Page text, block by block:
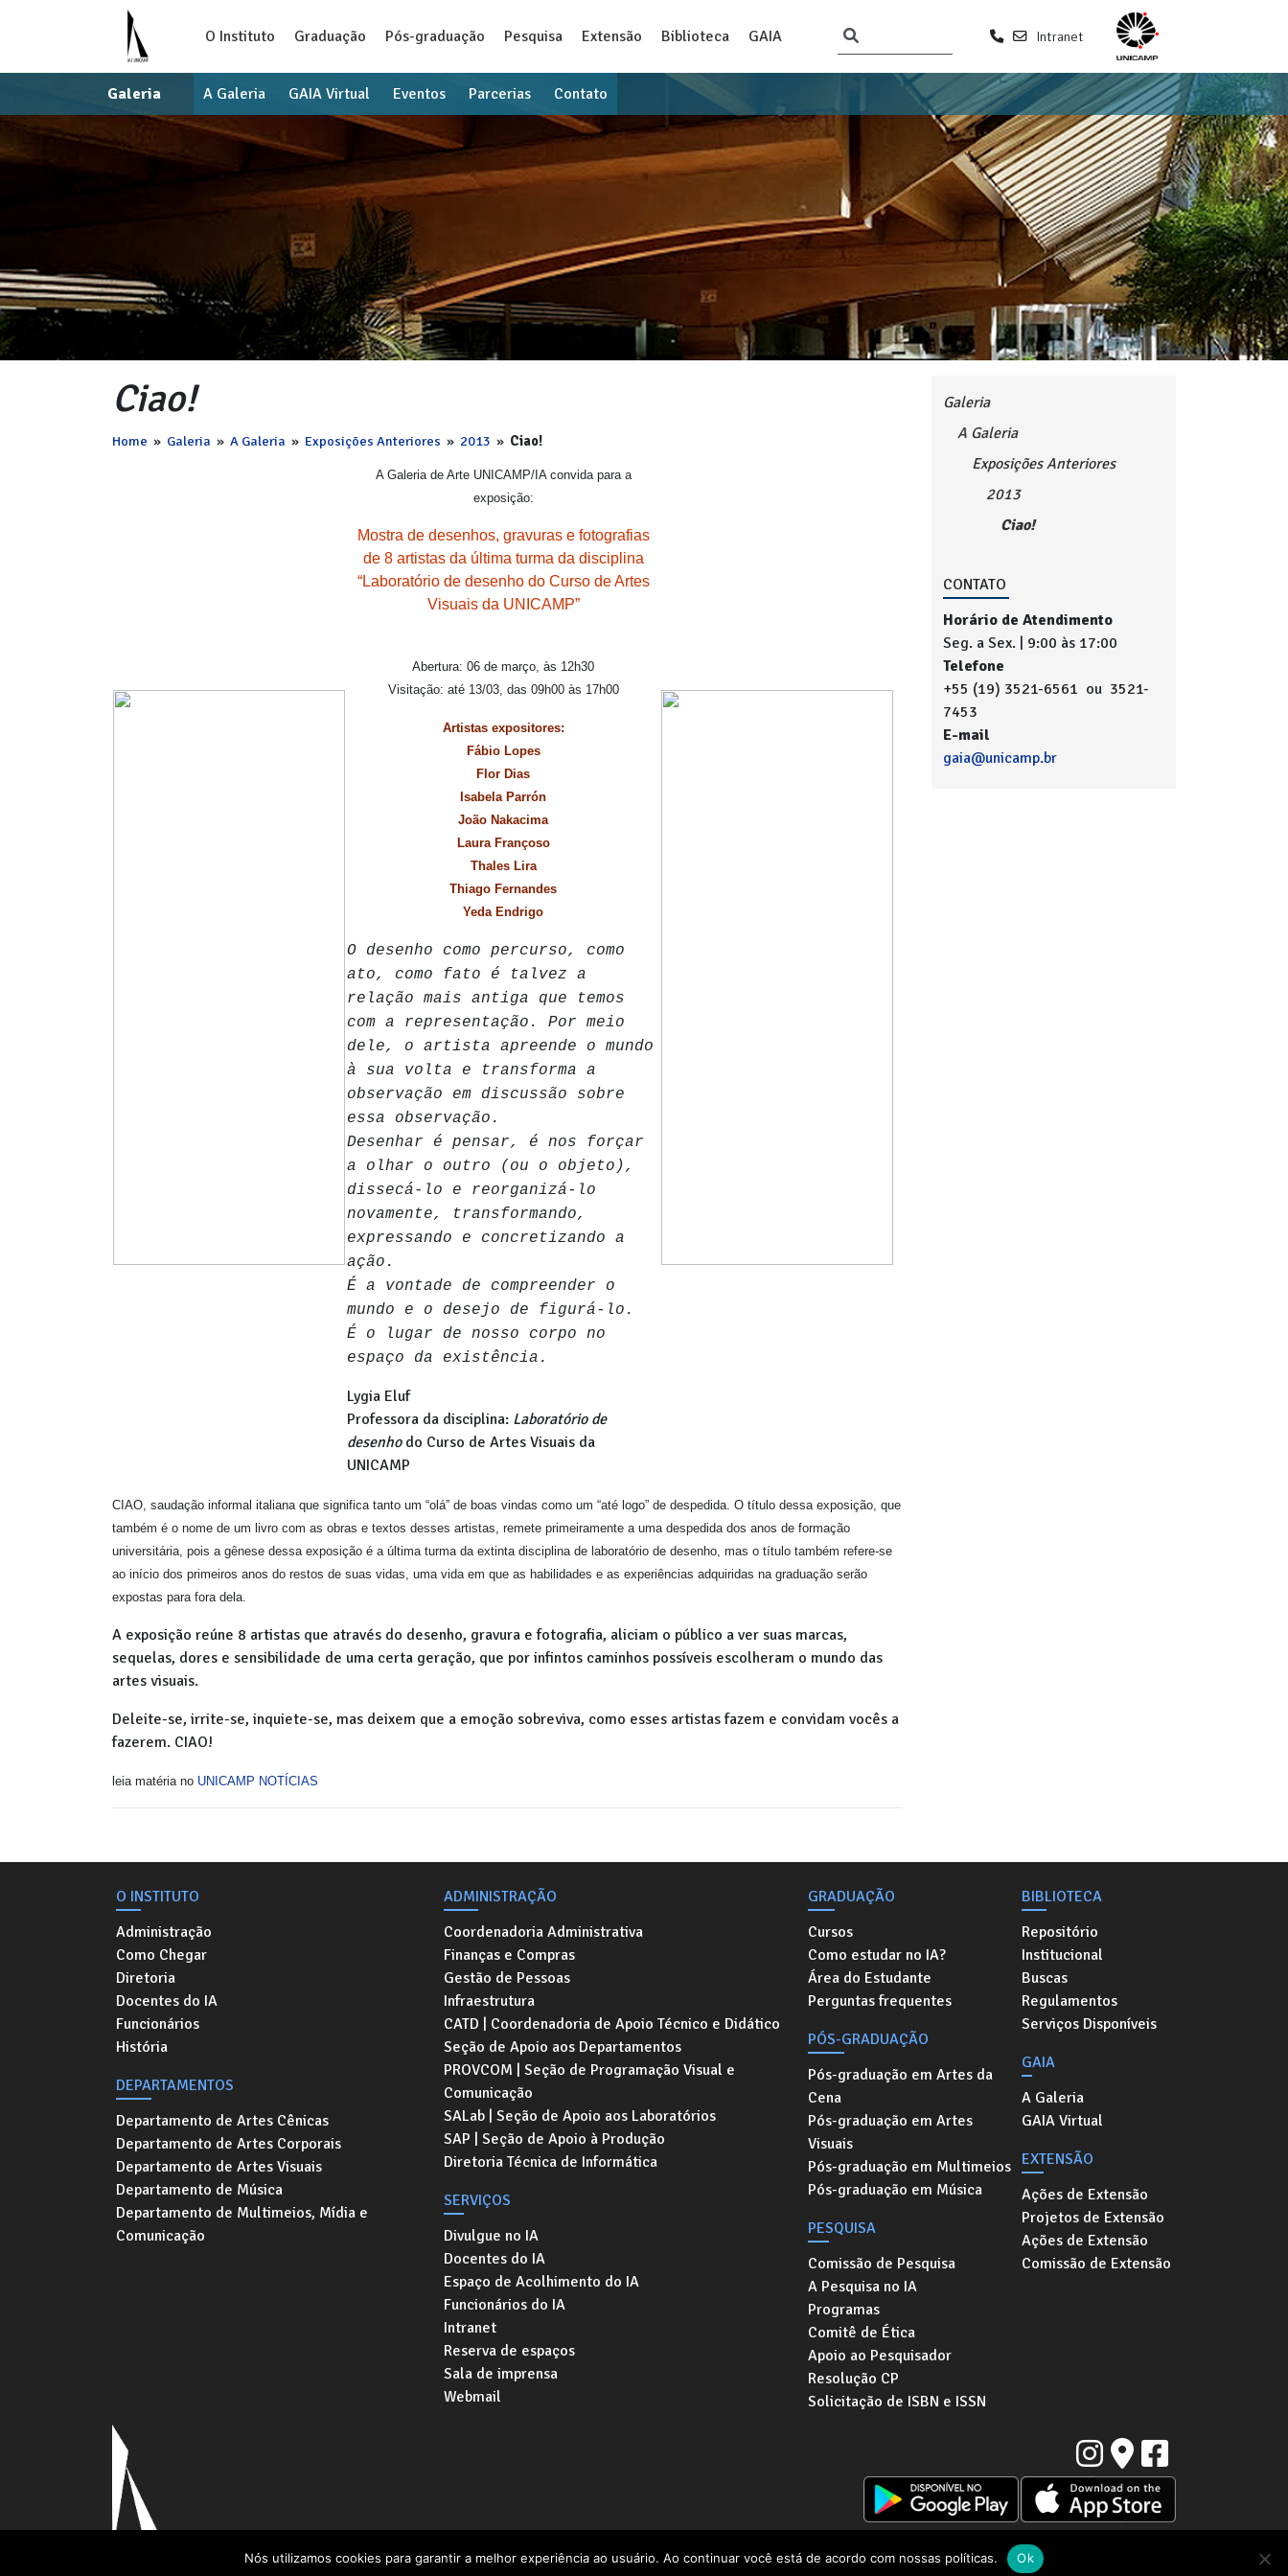
O Instituto Graduação Pós-graduação Pesquisa Extensão Biblioteca GAIA Intranet
Galeria A Galeria GAIA Virtual Eventos Parcerias Contato
Ciao!
Home » Galeria » A Galeria » Exposições Anteriores » 2013 » Ciao!
A Galeria de Arte UNICAMP/IA convida para a
exposição:
Mostra de desenhos, gravuras e fotografias
de 8 artistas da última turma da disciplina
“Laboratório de desenho do Curso de Artes
Visuais da UNICAMP”
Abertura: 06 de março, às 12h30
Visitação: até 13/03, das 09h00 às 17h00
Artistas expositores:
Fábio Lopes
Flor Dias
Isabela Parrón
João Nakacima
Laura Françoso
Thales Lira
Thiago Fernandes
Yeda Endrigo
O desenho como percurso, como
ato, como fato é talvez a
relação mais antiga que temos
com a representação. Por meio
dele, o artista apreende o mundo
à sua volta e transforma a
observação em discussão sobre
essa observação.
Desenhar é pensar, é nos forçar
a olhar o outro (ou o objeto),
dissecá-lo e reorganizá-lo
novamente, transformando,
expressando e concretizando a
ação.
É a vontade de compreender o
mundo e o desejo de figurá-lo.
É o lugar de nosso corpo no
espaço da existência.
Lygia Eluf
Professora da disciplina: Laboratório de
desenhodo Curso de Artes Visuais da
UNICAMP
CIAO, saudação informal italiana que significa tanto um “olá” de boas vindas como um “até logo” de despedida. O título dessa exposição, que
também é o nome de um livro com as obras e textos desses artistas, remete primeiramente a uma despedida dos anos de formação
universitária, pois a gênese dessa exposição é a última turma da extinta disciplina de laboratório de desenho, mas o título também refere-se
ao início dos primeiros anos do restos de suas vidas, uma vida em que as habilidades e as experiências adquiridas na graduação serão
expostas para fora dela.
A exposição reúne 8 artistas que através do desenho, gravura e fotografia, aliciam o público a ver suas marcas,
sequelas, dores e sensibilidade de uma certa geração, que por infintos caminhos possíveis escolheram o mundo das
artes visuais.
Deleite-se, irrite-se, inquiete-se, mas deixem que a emoção sobreviva, como esses artistas fazem e convidam vocês a
fazerem. CIAO!
leia matéria no UNICAMP NOTÍCIAS
Galeria
A Galeria
Exposições Anteriores
2013
Ciao!
CONTATO
Horário de Atendimento
Seg. a Sex. | 9:00 às 17:00
Telefone
+55 (19) 3521-6561 ou 3521-
7453
E-mail
gaia@unicamp.br
O INSTITUTO
Administração
Como Chegar
Diretoria
Docentes do IA
Funcionários
História
DEPARTAMENTOS
Departamento de Artes Cênicas
Departamento de Artes Corporais
Departamento de Artes Visuais
Departamento de Música
Departamento de Multimeios, Mídia e
Comunicação
ADMINISTRAÇÃO
Coordenadoria Administrativa
Finanças e Compras
Gestão de Pessoas
Infraestrutura
CATD | Coordenadoria de Apoio Técnico e Didático
Seção de Apoio aos Departamentos
PROVCOM | Seção de Programação Visual e
Comunicação
SALab | Seção de Apoio aos Laboratórios
SAP | Seção de Apoio à Produção
Diretoria Técnica de Informática
SERVIÇOS
Divulgue no IA
Docentes do IA
Espaço de Acolhimento do IA
Funcionários do IA
Intranet
Reserva de espaços
Sala de imprensa
Webmail
GRADUAÇÃO
Cursos
Como estudar no IA?
Área do Estudante
Perguntas frequentes
PÓS-GRADUAÇÃO
Pós-graduação em Artes da
Cena
Pós-graduação em Artes
Visuais
Pós-graduação em Multimeios
Pós-graduação em Música
PESQUISA
Comissão de Pesquisa
A Pesquisa no IA
Programas
Comitê de Ética
Apoio ao Pesquisador
Resolução CP
Solicitação de ISBN e ISSN
BIBLIOTECA
Repositório
Institucional
Buscas
Regulamentos
Serviços Disponíveis
GAIA
A Galeria
GAIA Virtual
EXTENSÃO
Ações de Extensão
Projetos de Extensão
Ações de Extensão
Comissão de Extensão
Rua Elis Regina, 50. Cidade Universitária "Zeferino Vaz" | Barão Geraldo, Campinas - SP | CEP: 13083-854
Nós utilizamos cookies para garantir a melhor experiência ao usuário. Ao continuar você está de acordo com nossas políticas. Ok